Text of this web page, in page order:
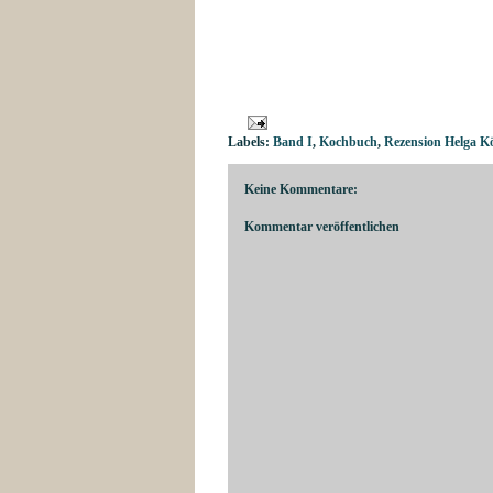
Labels: Band I, Kochbuch, Rezension Helga
Keine Kommentare:
Kommentar veröffentlichen